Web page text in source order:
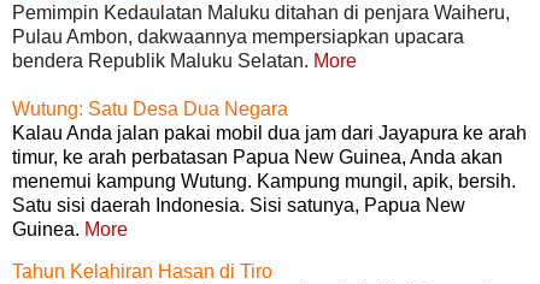
Pemimpin Kedaulatan Maluku ditahan di penjara Waiheru,
Pulau Ambon, dakwaannya mempersiapkan upacara
bendera Republik Maluku Selatan. More
Wutung: Satu Desa Dua Negara
Kalau Anda jalan pakai mobil dua jam dari Jayapura ke arah
timur, ke arah perbatasan Papua New Guinea, Anda akan
menemui kampung Wutung. Kampung mungil, apik, bersih.
Satu sisi daerah Indonesia. Sisi satunya, Papua New
Guinea. More
Tahun Kelahiran Hasan di Tiro